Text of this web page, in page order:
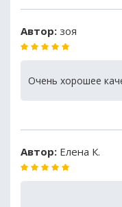
Автор: зоя
Очень хорошее
Автор: Елена К.